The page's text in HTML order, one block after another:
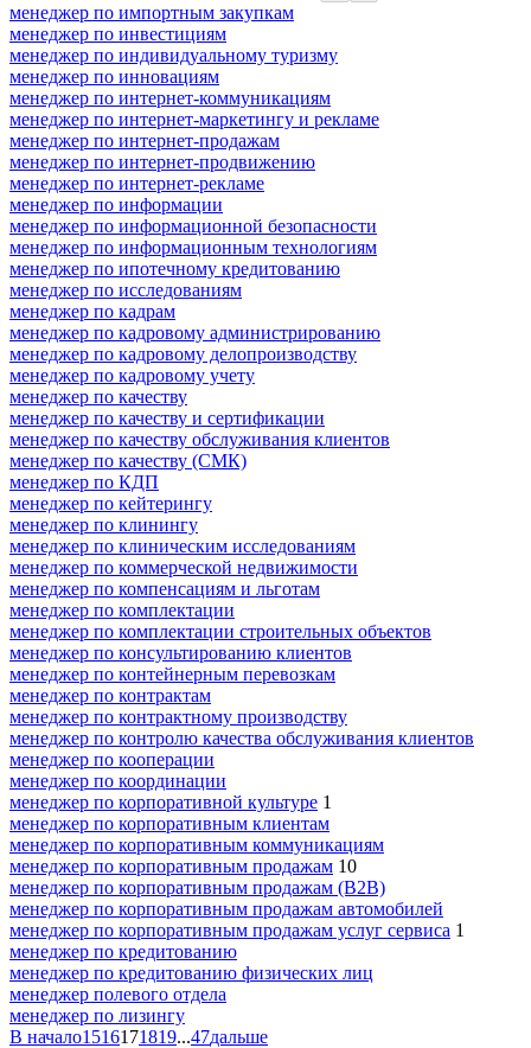
менеджер по импортным закупкам
менеджер по инвестициям
менеджер по индивидуальному туризму
менеджер по инновациям
менеджер по интернет-коммуникациям
менеджер по интернет-маркетингу и рекламе
менеджер по интернет-продажам
менеджер по интернет-продвижению
менеджер по интернет-рекламе
менеджер по информации
менеджер по информационной безопасности
менеджер по информационным технологиям
менеджер по ипотечному кредитованию
менеджер по исследованиям
менеджер по кадрам
менеджер по кадровому администрированию
менеджер по кадровому делопроизводству
менеджер по кадровому учету
менеджер по качеству
менеджер по качеству и сертификации
менеджер по качеству обслуживания клиентов
менеджер по качеству (СМК)
менеджер по КДП
менеджер по кейтерингу
менеджер по клинингу
менеджер по клиническим исследованиям
менеджер по коммерческой недвижимости
менеджер по компенсациям и льготам
менеджер по комплектации
менеджер по комплектации строительных объектов
менеджер по консультированию клиентов
менеджер по контейнерным перевозкам
менеджер по контрактам
менеджер по контрактному производству
менеджер по контролю качества обслуживания клиентов
менеджер по кооперации
менеджер по координации
менеджер по корпоративной культуре 1
менеджер по корпоративным клиентам
менеджер по корпоративным коммуникациям
менеджер по корпоративным продажам 10
менеджер по корпоративным продажам (B2B)
менеджер по корпоративным продажам автомобилей
менеджер по корпоративным продажам услуг сервиса 1
менеджер по кредитованию
менеджер по кредитованию физических лиц
менеджер полевого отдела
менеджер по лизингу
В начало1516171819...47дальше